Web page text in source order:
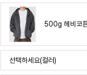
500g 헤비코
선택하세요(컬러)